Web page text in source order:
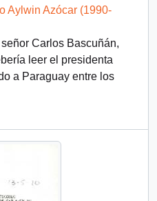
Aylwin Azócar (1990-
Carlos Bascuñán,
leer el presidenta
a Paraguay entre los